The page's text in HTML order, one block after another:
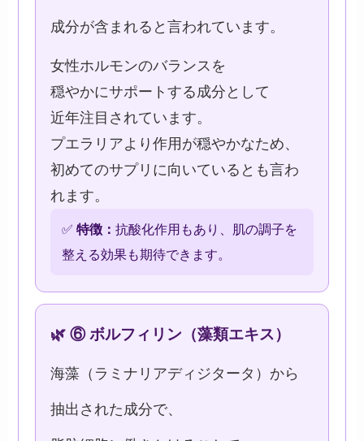
成分が含まれると言われています。
女性ホルモンのバランスを
穏やかにサポートする成分として
近年注目されています。
プエラリアより作用が穏やかなため、
初めてのサプリに向いているとも言わ
れます。
✅特徴：抗酸化作用もあり、肌の調子を
整える効果も期待できます。
🌿 ⑥ ボルフィリン（藻類エキス）
海藻（ラミナリアディジタータ）から
抽出された成分で、